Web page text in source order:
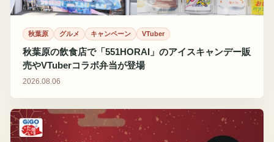
秋葉原 グルメ キャンペーン VTuber
秋葉原の飲食店で「551HORAI」のアイスキャンデー販
売やVTuberコラボ弁当が登場
2026.08.06